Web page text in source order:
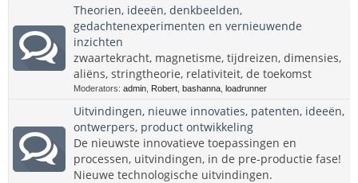
Theorien, ideeën, denkbeelden,
gedachtenexperimenten en vernieuwende
inzichten
zwaartekracht, magnetisme, tijdreizen, dimensies,
aliëns, stringtheorie, relativiteit, de toekomst
Moderators: admin Robert bashanna loadrunner
Uitvindingen, nieuwe innovaties, patenten, ideeën,
ontwerpers, product ontwikkeling
De nieuwste innovatieve toepassingen en
processen, uitvindingen, in de pre-productie fase!
Nieuwe technologische uitvindingen.